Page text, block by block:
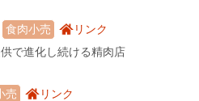
食肉小売
リンク
で進化し続ける精肉店
売
リンク